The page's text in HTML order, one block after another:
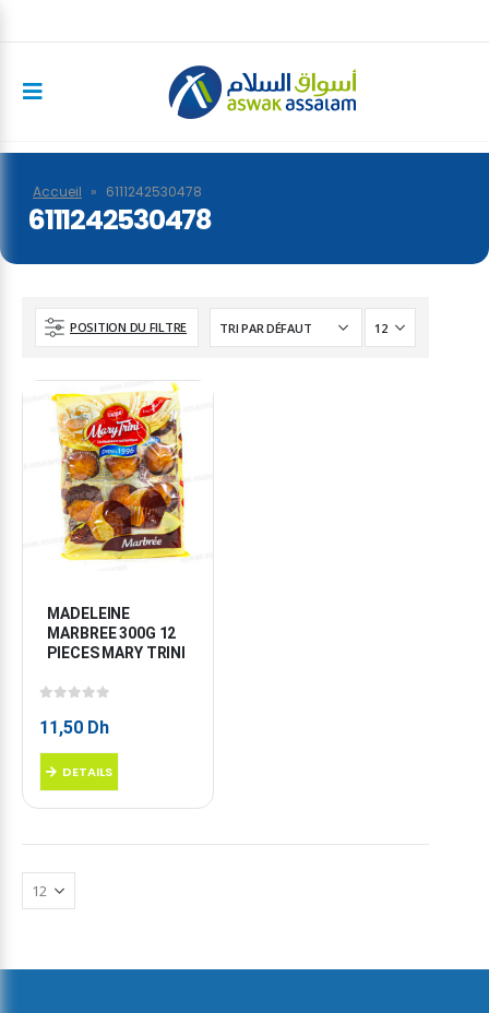
Accueil » 6111242530478
6111242530478
POSITION DU FILTRE
MADELEINE
MARBREE 300G 12
PIECES MARY TRINI
11,50 Dh
DETAILS